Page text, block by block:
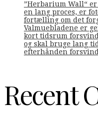
”Herbarium Wall“
en lang proces, er
fortælling om det
Valmuebladene er
kort tidsrum
og skal bruge lang
efterhånden
Recent